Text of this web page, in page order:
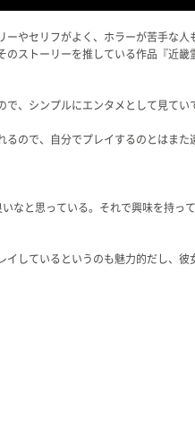
やセリフがよく、ホラーが苦手な
のストーリーを推している作品『近
、シンプルにエンタメとして見てい
ので、自分でプレイするのとはまた
なと思っている。それで興味を持っ
しているというのも魅力的だし、